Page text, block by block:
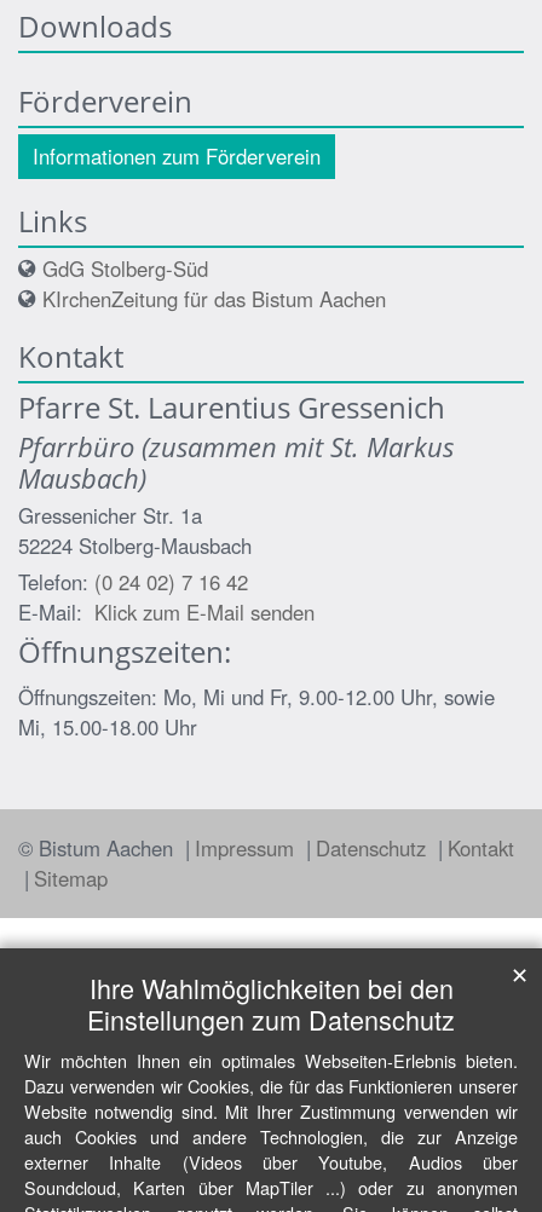
Downloads
Förderverein
Informationen zum Förderverein
Links
GdG Stolberg-Süd
KIrchenZeitung für das Bistum Aachen
Kontakt
Pfarre St. Laurentius Gressenich
Pfarrbüro (zusammen mit St. Markus
Mausbach)
Gressenicher Str. 1a
52224 Stolberg-Mausbach
Telefon: (0 24 02) 7 16 42
E-Mail: Klick zum E-Mail senden
Öffnungszeiten:
Öffnungszeiten: Mo, Mi und Fr, 9.00-12.00 Uhr, sowie
Mi, 15.00-18.00 Uhr
© Bistum Aachen Impressum Datenschutz
Kontakt
Sitemap
Ihre Wahlmöglichkeiten bei den
Einstellungen zum Datenschutz
Wir möchten Ihnen ein optimales Webseiten-Erlebnis bieten.
Dazu verwenden wir Cookies, die für das Funktionieren unserer
Website notwendig sind. Mit Ihrer Zustimmung verwenden wir
auch Cookies und andere Technologien, die zur Anzeige
externer Inhalte (Videos über Youtube, Audios über
Soundcloud, Karten über MapTiler ...) oder zu anonymen
✕